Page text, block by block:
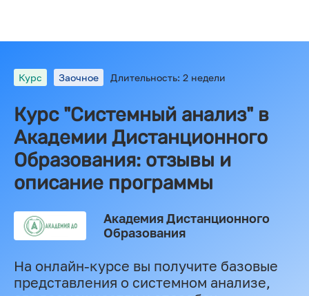
Курс Заочное Длительность: 2 недели
Курс "Системный анализ" в
Академии Дистанционного
Образования: отзывы и
описание программы
Академия Дистанционного
Образования
На онлайн-курсе вы получите базовые
представления о системном анализе,